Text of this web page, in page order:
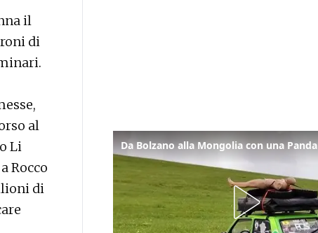
il
di
al
Li
Rocco
di